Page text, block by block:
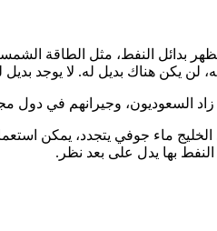
مع سعر القمح. ولهذا، بدأت تظهر بدائل
هناك بديل له. لا يوجد بديل
السعوديون، وجيرانهم في
ماء جوفي يتجدد، يمكن
بها يدل على بعد نظر.